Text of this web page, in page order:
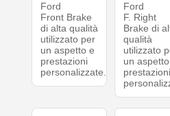
Ford
Front Brake
di alta qualità
utilizzato per
un aspetto e
prestazioni
personalizzate.
Ford
F. Right
Brake di
qualità
utilizzato
un
prestazioni